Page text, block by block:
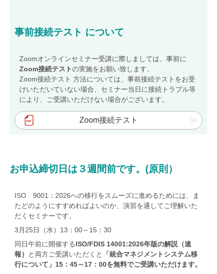
事前接続テスト について
Zoomオンラインセミナー受講に際しましては、事前に
Zoom接続テストの実施をお願い致します。
Zoom接続テスト 方法については、事前接続テストをお受
けいただいていない場合、セミナー当日に接続トラブル等
により、ご受講いただけない場合がございます。
Zoom接続テスト
お申込締切日は３週間前です。(原則）
ISO 9001：2026への移行をスムーズに進めるためには、ま
たどのようにすすめればよいのか、演習を通してご理解いた
だくセミナーです。
3月25日（水）13：00～15：30
同日午前に開催するISO/FDIS 14001:2026年版の解説（速
報）
と両方ご受講いただくと 「 統合マネジメントシステム移
行について」15：45～17：00を無料でご受講いただけます。
出張セミナーお見積もり
JACOネットワークサービス
JACOネットワークサービスお申し込み（加入）フォーム
JACOネットワークサービス退会フォーム
オンデマンドセミナーサンプルビデオ
会社概要
基本姿勢
会社案内・刊行物
採用情報